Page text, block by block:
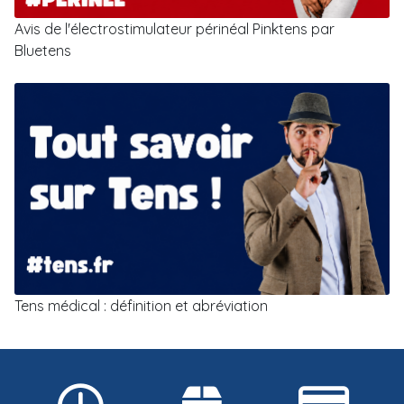
Avis de l'électrostimulateur périnéal Pinktens par
Bluetens
Tens médical : définition et abréviation